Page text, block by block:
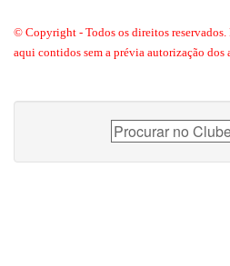
© Copyright - Todos os direitos
aqui contidos sem a prévia autorização dos